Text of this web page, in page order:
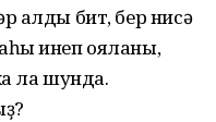
алды бит, бер нисә
инеп ояланы,
ла шунда.